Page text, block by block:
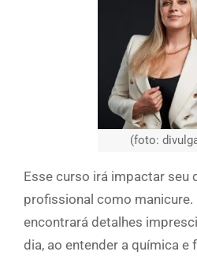
(foto:
Esse curso irá impactar seu
profissional como manicure.
encontrará detalhes
dia, ao entender a química e